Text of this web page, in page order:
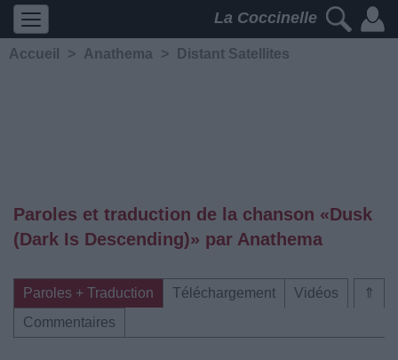
La Coccinelle
Accueil > Anathema > Distant Satellites
Paroles et traduction de la chanson «Dusk
(Dark Is Descending)» par Anathema
⇑
Paroles + Traduction Téléchargement
Vidéos
Commentaires